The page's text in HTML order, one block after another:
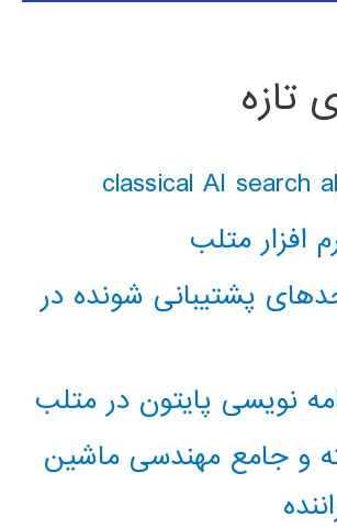
تازه
افزار متلب
پشتیبانی شونده در
نویسی پایتون در متلب
و جامع مهندسی ماشین